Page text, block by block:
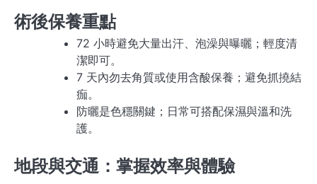
術後保養重點
72 小時避免大量出汗、泡澡與曝曬；輕度清
潔即可。
7 天內勿去角質或使用含酸保養；避免抓撓結
痂。
防曬是色穩關鍵；日常可搭配保濕與溫和洗
護。
地段與交通：掌握效率與體驗